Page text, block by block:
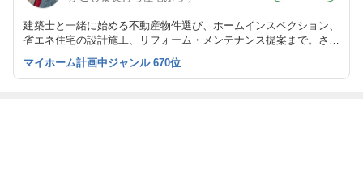
建築士と一緒に始める不動産物件選び、ホームインスペクション、
省エネ住宅の設計施工、リフォーム・メンテナンス提案まで。さら
に手抜き工事や欠陥住宅の見抜き方など。経験豊富な一級建築士ぷ
らす宅地建物取引士が、一緒にお手伝いします。
マイホーム計画中ジャンル 670位